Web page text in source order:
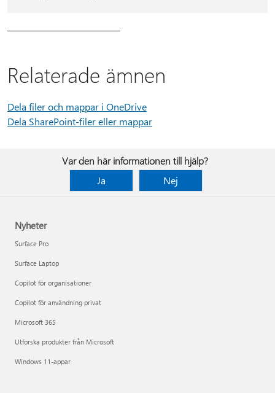
–––––––––––––––––––––––
Relaterade ämnen
Dela filer och mappar i OneDrive
Dela SharePoint-filer eller mappar
Var den här informationen till hjälp?
Ja
Nej
Nyheter
Surface Pro
Surface Laptop
Copilot för organisationer
Copilot för användning privat
Microsoft 365
Utforska produkter från Microsoft
Windows 11-appar